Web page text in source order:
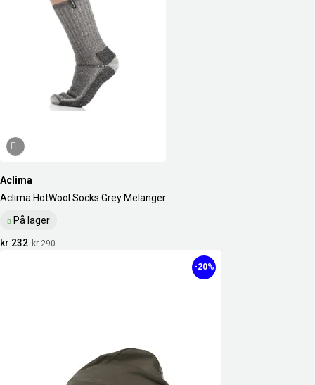
Aclima
Aclima HotWool Socks Grey Melanger
På lager
kr 290
kr 232
-20%